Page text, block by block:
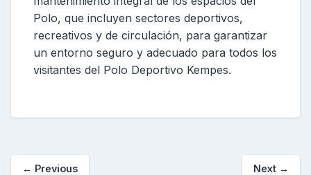
Polo, que incluyen sectores deportivos,
recreativos y de circulación, para garantizar
un entorno seguro y adecuado para todos los
visitantes del Polo Deportivo Kempes.
← Previous Next →